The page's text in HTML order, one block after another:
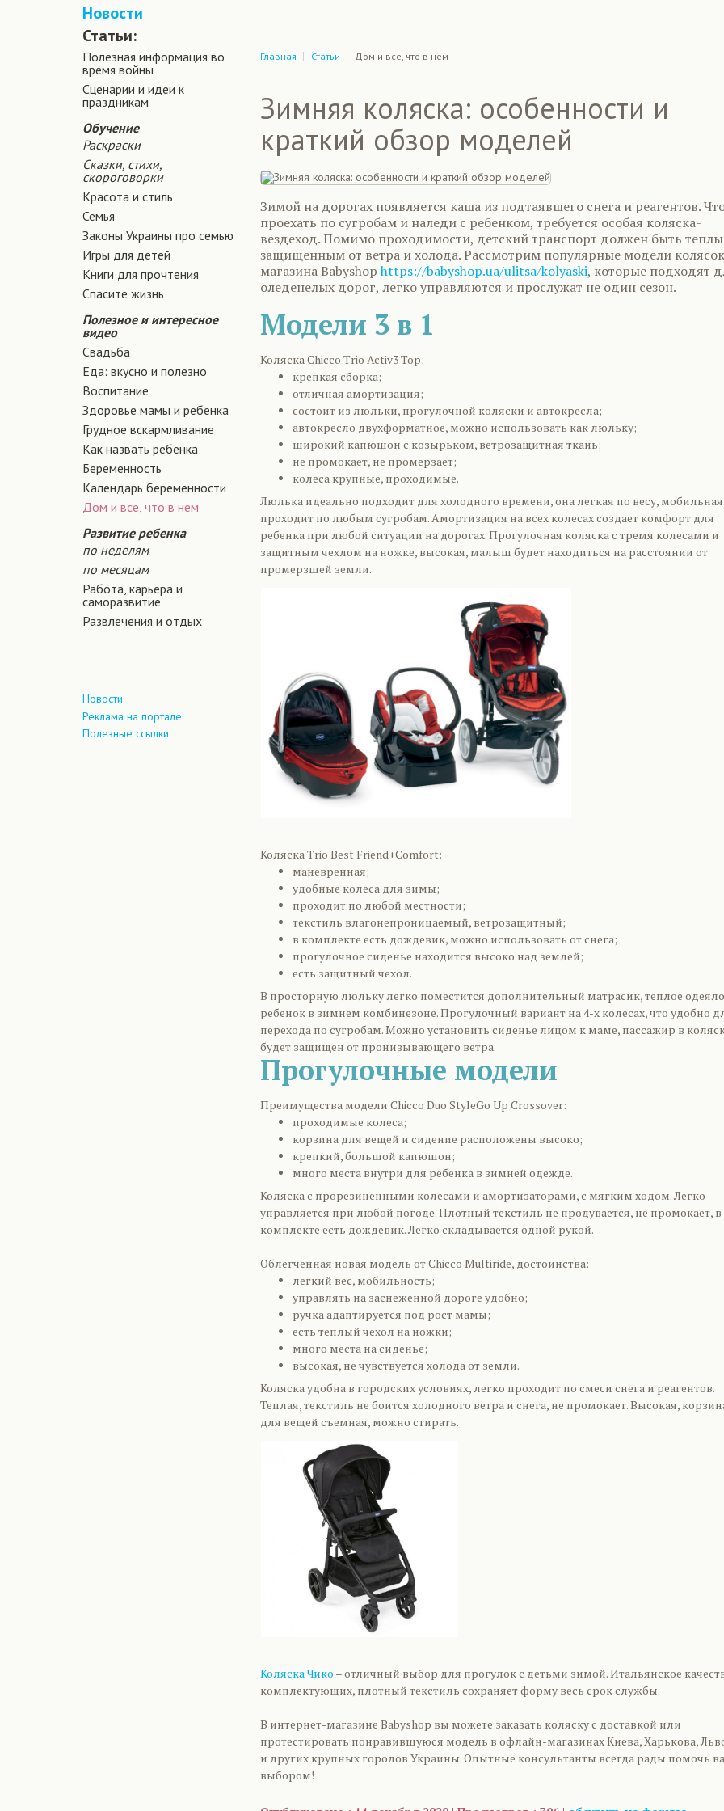
Новости
Статьи:
Полезная информация во
время войны
Сценарии и идеи к
праздникам
Обучение
Раскраски
Сказки, стихи,
скороговорки
Красота и стиль
Семья
Законы Украины про семью
Игры для детей
Книги для прочтения
Спасите жизнь
Полезное и интересное
видео
Свадьба
Еда: вкусно и полезно
Воспитание
Здоровье мамы и ребенка
Грудное вскармливание
Как назвать ребенка
Беременность
Календарь беременности
Дом и все, что в нем
Развитие ребенка
по неделям
по месяцам
Работа, карьера и
саморазвитие
Развлечения и отдых
Новости
Реклама на портале
Полезные ссылки
Главная Статьи Дом и все, что в нем
Зимняя коляска: особенности и
краткий обзор моделей
Зимой на дорогах появляется каша из подтаявшего снега и реагентов.
проехать по сугробам и наледи с ребенком, требуется особая коляска-
вездеход. Помимо проходимости, детский транспорт должен быть
защищенным от ветра и холода. Рассмотрим популярные модели
магазина Babyshophttps://babyshop.ua/ulitsa/kolyaski, которые подходят
оледенелых дорог, легко управляются и прослужат не один сезон.
Модели 3 в 1
Коляска Chicco Trio Activ3 Top:
крепкая сборка;
отличная амортизация;
состоит из люльки, прогулочной коляски и автокресла;
автокресло двухформатное, можно использовать как люльку;
широкий капюшон с козырьком, ветрозащитная ткань;
не промокает, не промерзает;
колеса крупные, проходимые.
Люлька идеально подходит для холодного времени, она легкая по весу,
проходит по любым сугробам. Амортизация на всех колесах создает комфорт для
ребенка при любой ситуации на дорогах. Прогулочная коляска с тремя колесами и
защитным чехлом на ножке, высокая, малыш будет находиться на расстоянии от
промерзшей земли.
Коляска Trio Best Friend+Comfort:
маневренная;
удобные колеса для зимы;
проходит по любой местности;
текстиль влагонепроницаемый, ветрозащитный;
в комплекте есть дождевик, можно использовать от снега;
прогулочное сиденье находится высоко над землей;
есть защитный чехол.
В просторную люльку легко поместится дополнительный матрасик, теплое
ребенок в зимнем комбинезоне. Прогулочный вариант на 4-х колесах, что удобно
перехода по сугробам. Можно установить сиденье лицом к маме, пассажир в
будет защищен от пронизывающего ветра.
Прогулочные модели
Преимущества модели Chicco Duo StyleGo Up Crossover:
проходимые колеса;
корзина для вещей и сидение расположены высоко;
крепкий, большой капюшон;
много места внутри для ребенка в зимней одежде.
Коляска с прорезиненными колесами и амортизаторами, с мягким ходом. Легко
управляется при любой погоде. Плотный текстиль не продувается, не промокает, в
комплекте есть дождевик. Легко складывается одной рукой.
Облегченная новая модель от Chicco Multiride, достоинства:
легкий вес, мобильность;
управлять на заснеженной дороге удобно;
ручка адаптируется под рост мамы;
есть теплый чехол на ножки;
много места на сиденье;
высокая, не чувствуется холода от земли.
Коляска удобна в городских условиях, легко проходит по смеси снега и реагентов.
Теплая, текстиль не боится холодного ветра и снега, не промокает. Высокая,
для вещей съемная, можно стирать.
Коляска Чико – отличный выбор для прогулок с детьми зимой. Итальянское
комплектующих, плотный текстиль сохраняет форму весь срок службы.
В интернет-магазине Babyshop вы можете заказать коляску с доставкой или
протестировать понравившуюся модель в офлайн-магазинах Киева, Харькова,
и других крупных городов Украины. Опытные консультанты всегда рады помочь
выбором!